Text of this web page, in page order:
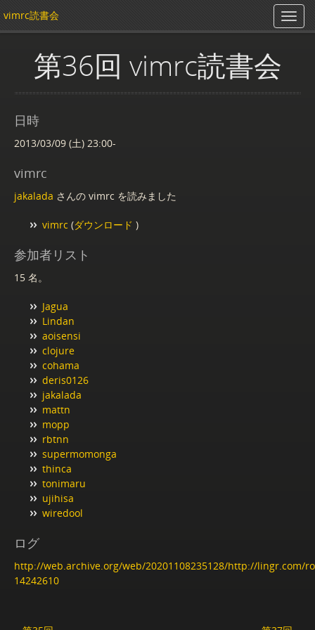
vimrc読書会
第36回 vimrc読書会
日時
2013/03/09 (土) 23:00-
vimrc
jakalada さんの vimrc を読みました
vimrc (ダウンロード )
参加者リスト
15 名。
Jagua
Lindan
aoisensi
clojure
cohama
deris0126
jakalada
mattn
mopp
rbtnn
supermomonga
thinca
tonimaru
ujihisa
wiredool
ログ
http://web.archive.org/web/20201108235128/http://lingr.com/
14242610